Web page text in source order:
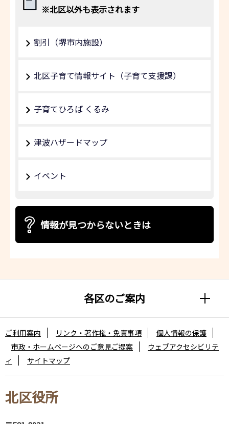
※北区以外も表示されます
割引（堺市内施設）
北区子育て情報サイト（子育て支援課）
子育てひろば くるみ
津波ハザードマップ
イベント
情報が見つからないときは
各区のご案内
北区役所
ご利用案内 リンク・著作権・免責事項
個人情報の保護
市政・ホームページへのご意見ご提案
ウェブアクセシビリテ
ィ
サイトマップ